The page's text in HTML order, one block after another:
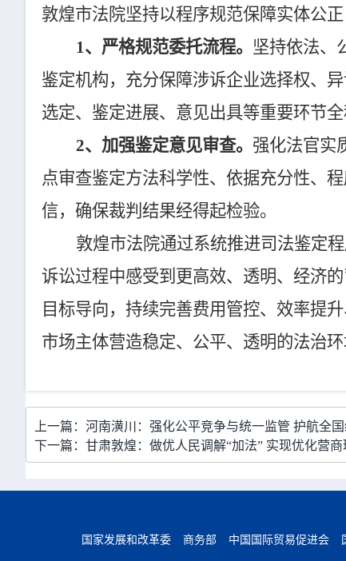
敦煌市法院坚持以程序规范保障实体公
1、严格规范委托流程。 坚持依法、
鉴定机构，充分保障涉诉企业选择权、
选定、鉴定进展、意见出具等重要环节
2、加强鉴定意见审查。 强化法官实
点审查鉴定方法科学性、依据充分性、
信，确保裁判结果经得起检验。
敦煌市法院通过系统推进司法鉴定
诉讼过程中感受到更高效、透明、经济
目标导向，持续完善费用管控、效率提
市场主体营造稳定、公平、透明的法治
上一篇：河南潢川：强化公平竞争与统一监管 护航全
下一篇：甘肃敦煌：做优人民调解“加法” 实现优化营商
国家发展和改革委
商务部 中国国际贸易促进会